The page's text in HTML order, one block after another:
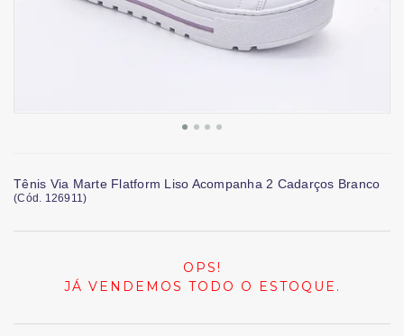
Tênis Via Marte Flatform Liso Acompanha 2 Cadarços Branco
(Cód. 126911)
OPS!
JÁ VENDEMOS TODO O ESTOQUE.